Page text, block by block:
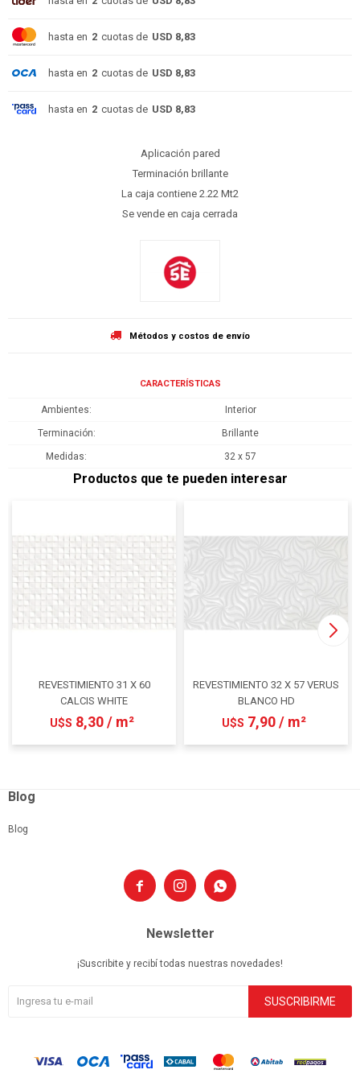
hasta en 2 cuotas de USD 8,83
hasta en 2 cuotas de USD 8,83
hasta en 2 cuotas de USD 8,83
Aplicación pared
Terminación brillante
La caja contiene 2.22 Mt2
Se vende en caja cerrada
Métodos y costos de envío
CARACTERÍSTICAS
Ambientes Interior
Terminación Brillante
Medidas 32 x 57
Productos que te pueden interesar
REVESTIMIENTO 31 X 60
CALCIS WHITE
U$S 8,30 / m²
REVESTIMIENTO 32 X 57 VERUS
BLANCO HD
U$S 7,90 / m²
  
Blog
Blog
Newsletter
¡Suscribite y recibí todas nuestras novedades!
SUSCRIBIRME